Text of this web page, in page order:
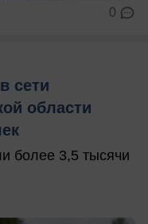
0
сети
области
более 3,5 тысячи